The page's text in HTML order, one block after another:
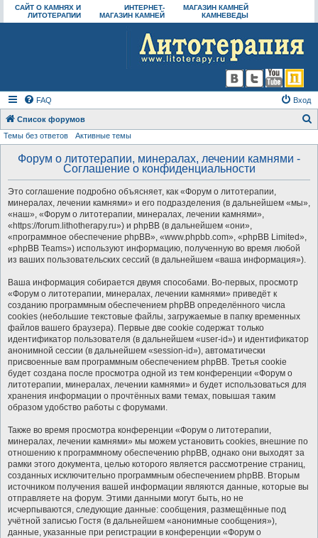
САЙТ О КАМНЯХ И
ЛИТОТЕРАПИИ
ИНТЕРНЕТ-
МАГАЗИН КАМНЕЙ
МАГАЗИН КАМНЕЙ
КАМНЕВЕДЫ
FAQ Вход
Список форумов
Темы без ответов Активные темы
Форум о литотерапии, минералах, лечении камнями -
Соглашение о конфиденциальности
Это соглашение подробно объясняет, как «Форум о литотерапии,
минералах, лечении камнями» и его подразделения (в дальнейшем «мы»,
«наш», «Форум о литотерапии, минералах, лечении камнями»,
«https://forum.lithotherapy.ru») и phpBB (в дальнейшем «они»,
«программное обеспечение phpBB», «www.phpbb.com», «phpBB Limited»,
«phpBB Teams») используют информацию, полученную во время любой
из ваших пользовательских сессий (в дальнейшем «ваша информация»).
Ваша информация собирается двумя способами. Во-первых, просмотр
«Форум о литотерапии, минералах, лечении камнями» приведёт к
созданию программным обеспечением phpBB определённого числа
cookies (небольшие текстовые файлы, загружаемые в папку временных
файлов вашего браузера). Первые две cookie содержат только
идентификатор пользователя (в дальнейшем «user-id») и идентификатор
анонимной сессии (в дальнейшем «session-id»), автоматически
присвоенные вам программным обеспечением phpBB. Третья cookie
будет создана после просмотра одной из тем конференции «Форум о
литотерапии, минералах, лечении камнями» и будет использоваться для
хранения информации о прочтённых вами темах, повышая таким
образом удобство работы с форумами.
Также во время просмотра конференции «Форум о литотерапии,
минералах, лечении камнями» мы можем установить cookies, внешние по
отношению к программному обеспечению phpBB, однако они выходят за
рамки этого документа, целью которого является рассмотрение страниц,
созданных исключительно программным обеспечением phpBB. Вторым
источником получения вашей информации являются данные, которые вы
отправляете на форум. Этими данными могут быть, но не
исчерпываются, следующие данные: сообщения, размещённые под
учётной записью Гостя (в дальнейшем «анонимные сообщения»),
данные, указанные при регистрации в конференции «Форум о